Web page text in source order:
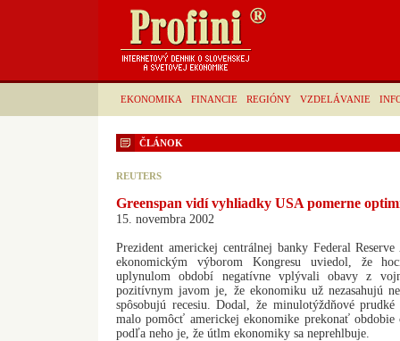
EKONOMIKA FINANCIE REGIÓNY VZDELÁVANIE
ČLÁNOK
REUTERS
Greenspan vidí vyhliadky USA pomerne
15. novembra 2002
Prezident americkej centrálnej banky Federal
ekonomickým výborom Kongresu uviedol, že
uplynulom období negatívne vplývali obavy z
pozitívnym javom je, že ekonomiku už nezasahujú
spôsobujú recesiu. Dodal, že minulotýždňové
malo pomôcť americkej ekonomike prekonať obdobie
podľa neho je, že útlm ekonomiky sa neprehlbuje.